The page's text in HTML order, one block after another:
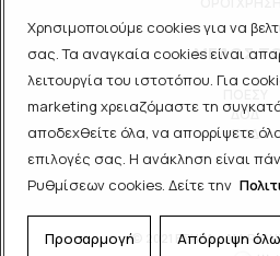
Χρησιμοποιούμε cookies για να
σας. Τα αναγκαία cookies είναι
λειτουργία του ιστοτόπου. Για
marketing χρειαζόμαστε τη
αποδεχθείτε όλα, να απορρίψετε
επιλογές σας. Η ανάκληση είναι
Ρυθμίσεων cookies. Δείτε την
Προσαρμογή Απόρριψη
ΜΕΛΟΣ
ΔΟΔ
ΕΟΔ
© 2021 ΕΣΗΕΑ - ALL